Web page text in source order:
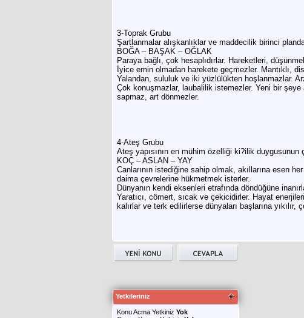
3-Toprak Grubu
Şartlanmalar alışkanlıklar ve maddecilik birinci
BOĞA – BAŞAK – OĞLAK
Paraya bağlı, çok hesaplıdırlar. Hareketleri,
İyice emin olmadan harekete geçmezler. Mantıklı,
Yalandan, sululuk ve iki yüzlülükten hoşlanmazlar.
Çok konuşmazlar, laubalilik istemezler. Yeni bir şeye
sapmaz, art dönmezler.
4-Ateş Grubu
Ateş yapısının en mühim özelliği ki?ilik duygusunun
KOÇ – ASLAN – YAY
Canlarının istediğine sahip olmak, akıllarına esen
daima çevrelerine hükmetmek isterler.
Dünyanın kendi eksenleri etrafında döndüğüne
Yaratıcı, cömert, sıcak ve çekicidirler. Hayat
kalırlar ve terk edilirlerse dünyaları başlarına yıkılır,
Yetkileriniz
Konu Acma Yetkiniz Yok